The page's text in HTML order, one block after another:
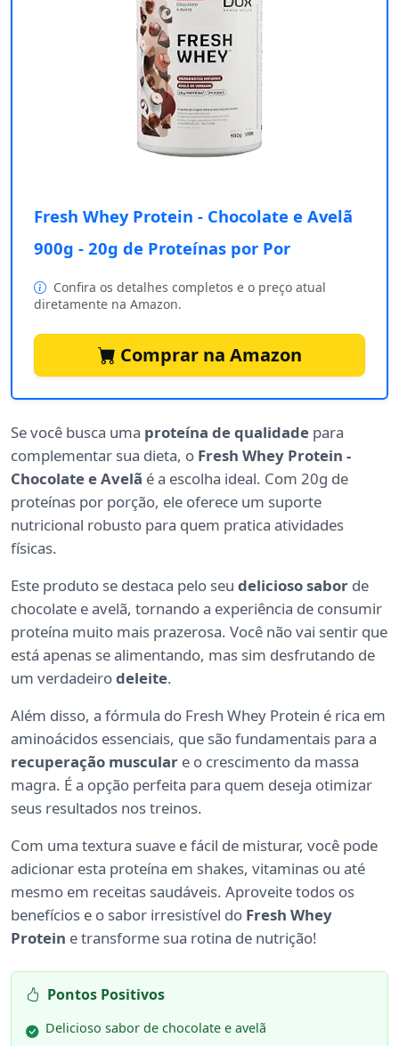
Fresh Whey Protein - Chocolate e Avelã
900g - 20g de Proteínas por Por
Confira os detalhes completos e o preço atual
diretamente na Amazon.
Comprar na Amazon
Se você busca uma proteína de qualidade para
complementar sua dieta, o Fresh Whey Protein -
Chocolate e Avelã é a escolha ideal. Com 20g de
proteínas por porção, ele oferece um suporte
nutricional robusto para quem pratica atividades
físicas.
Este produto se destaca pelo seu delicioso sabor de
chocolate e avelã, tornando a experiência de consumir
proteína muito mais prazerosa. Você não vai sentir que
está apenas se alimentando, mas sim desfrutando de
um verdadeirodeleite.
Além disso, a fórmula do Fresh Whey Protein é rica em
aminoácidos essenciais, que são fundamentais para a
recuperação muscular e o crescimento da massa
magra. É a opção perfeita para quem deseja otimizar
seus resultados nos treinos.
Com uma textura suave e fácil de misturar, você pode
adicionar esta proteína em shakes, vitaminas ou até
mesmo em receitas saudáveis. Aproveite todos os
benefícios e o sabor irresistível do Fresh Whey
Protein e transforme sua rotina de nutrição!
Pontos Positivos
Delicioso sabor de chocolate e avelã